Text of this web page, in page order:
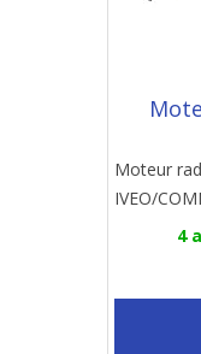
Moteur
IVEO/
4